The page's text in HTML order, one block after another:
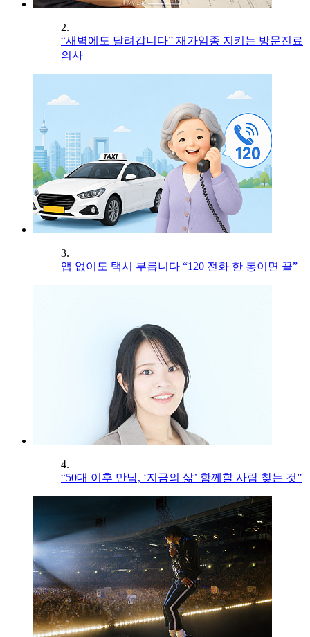
2.
“새벽에도 달려갑니다” 재가임종 지키는 방문진료
의사
3.
앱 없이도 택시 부릅니다 “120 전화 한 통이면 끝”
4.
“50대 이후 만남, ‘지금의 삶’ 함께할 사람 찾는 것”